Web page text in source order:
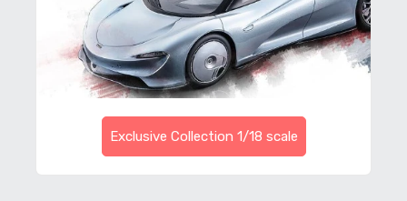
Exclusive Collection 1/18 scale